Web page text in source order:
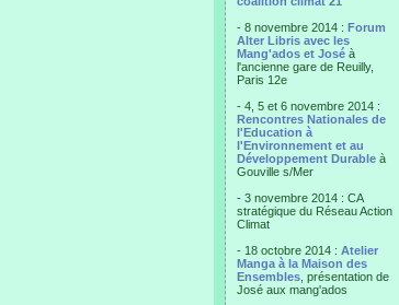
- 8 novembre 2014 : Forum
Alter Libris avec les
Mang'ados et José à
l'ancienne gare de Reuilly,
Paris 12e
- 4, 5 et 6 novembre 2014 :
Rencontres Nationales de
l'Education à
l'Environnement et au
Développement Durable à
Gouville s/Mer
- 3 novembre 2014 : CA
stratégique du Réseau Action
Climat
- 18 octobre 2014 : Atelier
Manga à la Maison des
Ensembles , présentation de
José aux mang'ados